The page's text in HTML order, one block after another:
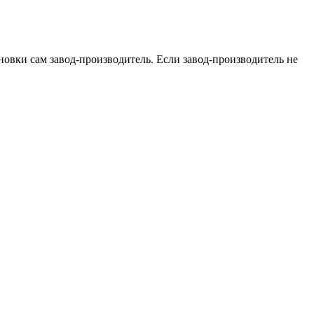
сам завод-производитель. Если завод-производитель не